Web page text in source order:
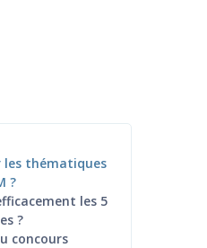
les thématiques
?
les 5
?
concours